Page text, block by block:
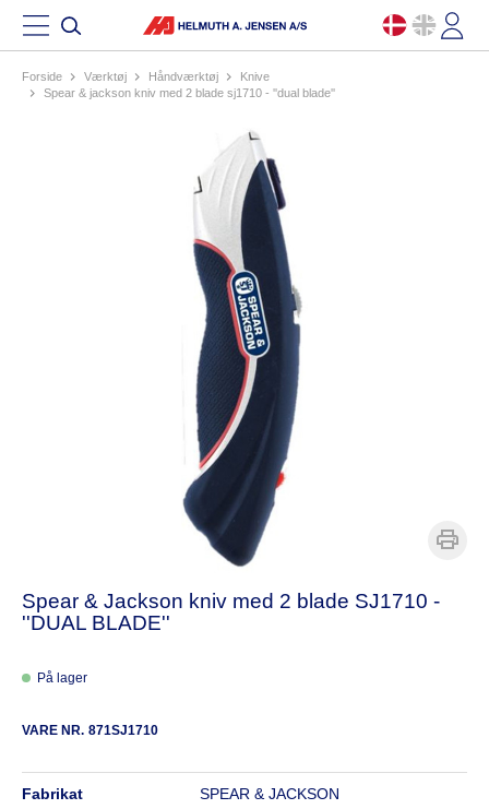
Forside værktøj håndværktøj
knive
spear & jackson kniv med 2 blade sj1710 - ''dual blade''
Spear & Jackson kniv med 2 blade SJ1710 -
''DUAL BLADE''
På lager
VARE NR. 871SJ1710
fabrikat SPEAR & JACKSON